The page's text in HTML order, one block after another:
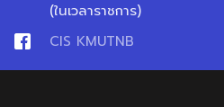
(ในเวลาราชการ)
CIS KMUTNB